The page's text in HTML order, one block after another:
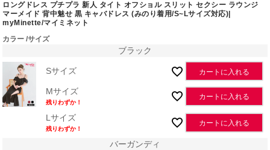
ロングドレス プチプラ 新人 タイト オフショル スリット セクシー ラウンジ
マーメイド 背中魅せ 黒 キャバドレス (みのり着用/S~Lサイズ対応)|
myMinette/マイミネット
カラー サイズ
ブラック
Sサイズ カートに入れる
Mサイズ
残りわずか！
カートに入れる
Lサイズ
残りわずか！
カートに入れる
バーガンディ